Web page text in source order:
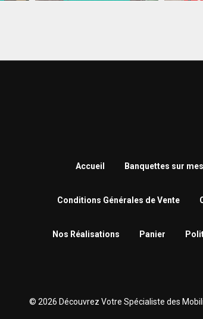
Accueil Banquettes sur
Conditions Générales de Vente
Nos Réalisations Panier
© 2026 Découvrez Votre Spécialiste des